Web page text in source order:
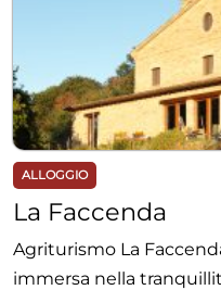
ALLOGGIO
La Faccenda
Agriturismo La
immersa nella